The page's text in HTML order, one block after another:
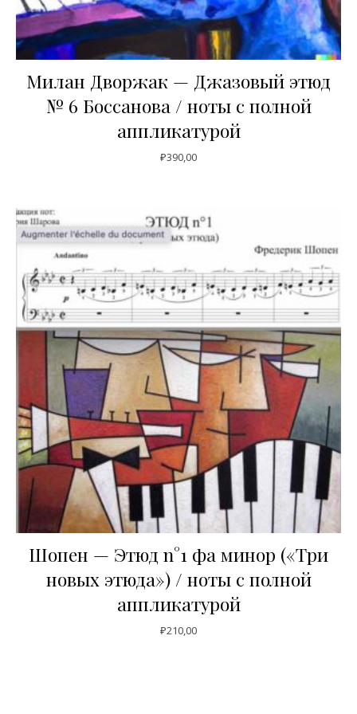
Милан Дворжак — Джазовый этюд
№ 6 Боссанова / ноты с полной
аппликатурой
₽390,00
Шопен — Этюд n°1 фа минор («Три
новых этюда») / ноты с полной
аппликатурой
₽210,00